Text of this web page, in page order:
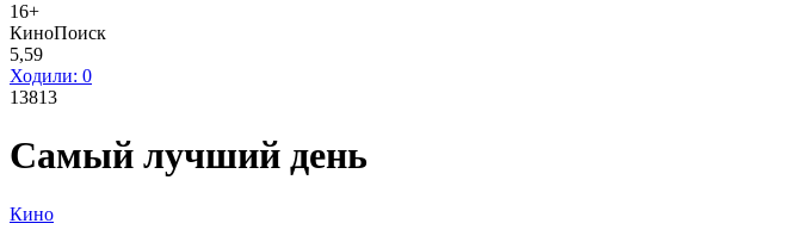
16+
КиноПоиск
5,59
Ходили: 0
13813
Самый лучший день
Кино